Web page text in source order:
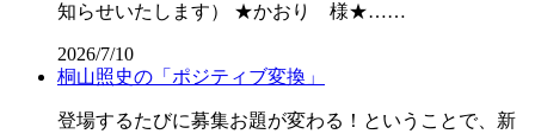
知らせいたします） ★かおり 様★……
2026/7/10
桐山照史の「ポジティブ変換」
登場するたびに募集お題が変わる！ということで、新